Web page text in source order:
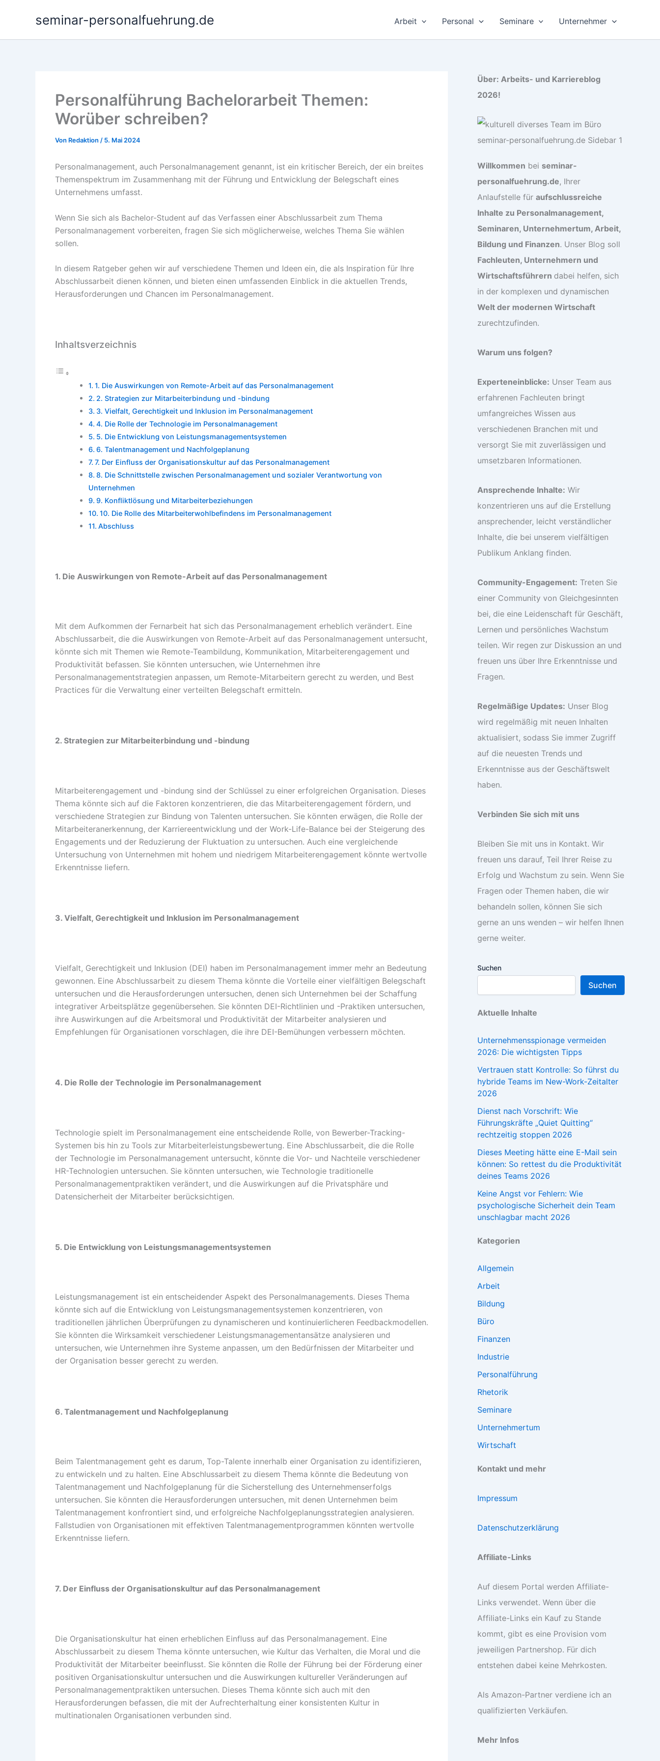
seminar-personalfuehrung.de Arbeit Personal Seminare Unternehmer
Personalführung Bachelorarbeit Themen:
Worüber schreiben?
Von Redaktion / 5. Mai 2024
Personalmanagement, auch Personalmanagement genannt, ist ein kritischer Bereich, der ein breites
Themenspektrum im Zusammenhang mit der Führung und Entwicklung der Belegschaft eines
Unternehmens umfasst.
Wenn Sie sich als Bachelor-Student auf das Verfassen einer Abschlussarbeit zum Thema
Personalmanagement vorbereiten, fragen Sie sich möglicherweise, welches Thema Sie wählen
sollen.
In diesem Ratgeber gehen wir auf verschiedene Themen und Ideen ein, die als Inspiration für Ihre
Abschlussarbeit dienen können, und bieten einen umfassenden Einblick in die aktuellen Trends,
Herausforderungen und Chancen im Personalmanagement.
Inhaltsverzeichnis
1. Die Auswirkungen von Remote-Arbeit auf das Personalmanagement
2. Strategien zur Mitarbeiterbindung und -bindung
3. Vielfalt, Gerechtigkeit und Inklusion im Personalmanagement
4. Die Rolle der Technologie im Personalmanagement
5. Die Entwicklung von Leistungsmanagementsystemen
6. Talentmanagement und Nachfolgeplanung
7. Der Einfluss der Organisationskultur auf das Personalmanagement
8. Die Schnittstelle zwischen Personalmanagement und sozialer Verantwortung von
Unternehmen
9. Konfliktlösung und Mitarbeiterbeziehungen
10. Die Rolle des Mitarbeiterwohlbefindens im Personalmanagement
Abschluss
1. Die Auswirkungen von Remote-Arbeit auf das Personalmanagement
Mit dem Aufkommen der Fernarbeit hat sich das Personalmanagement erheblich verändert. Eine
Abschlussarbeit, die die Auswirkungen von Remote-Arbeit auf das Personalmanagement untersucht,
könnte sich mit Themen wie Remote-Teambildung, Kommunikation, Mitarbeiterengagement und
Produktivität befassen. Sie könnten untersuchen, wie Unternehmen ihre
Personalmanagementstrategien anpassen, um Remote-Mitarbeitern gerecht zu werden, und Best
Practices für die Verwaltung einer verteilten Belegschaft ermitteln.
2. Strategien zur Mitarbeiterbindung und -bindung
Mitarbeiterengagement und -bindung sind der Schlüssel zu einer erfolgreichen Organisation. Dieses
Thema könnte sich auf die Faktoren konzentrieren, die das Mitarbeiterengagement fördern, und
verschiedene Strategien zur Bindung von Talenten untersuchen. Sie könnten erwägen, die Rolle der
Mitarbeiteranerkennung, der Karriereentwicklung und der Work-Life-Balance bei der Steigerung des
Engagements und der Reduzierung der Fluktuation zu untersuchen. Auch eine vergleichende
Untersuchung von Unternehmen mit hohem und niedrigem Mitarbeiterengagement könnte wertvolle
Erkenntnisse liefern.
3. Vielfalt, Gerechtigkeit und Inklusion im Personalmanagement
Vielfalt, Gerechtigkeit und Inklusion (DEI) haben im Personalmanagement immer mehr an Bedeutung
gewonnen. Eine Abschlussarbeit zu diesem Thema könnte die Vorteile einer vielfältigen Belegschaft
untersuchen und die Herausforderungen untersuchen, denen sich Unternehmen bei der Schaffung
integrativer Arbeitsplätze gegenübersehen. Sie könnten DEI-Richtlinien und -Praktiken untersuchen,
ihre Auswirkungen auf die Arbeitsmoral und Produktivität der Mitarbeiter analysieren und
Empfehlungen für Organisationen vorschlagen, die ihre DEI-Bemühungen verbessern möchten.
4. Die Rolle der Technologie im Personalmanagement
Technologie spielt im Personalmanagement eine entscheidende Rolle, von Bewerber-Tracking-
Systemen bis hin zu Tools zur Mitarbeiterleistungsbewertung. Eine Abschlussarbeit, die die Rolle
der Technologie im Personalmanagement untersucht, könnte die Vor- und Nachteile verschiedener
HR-Technologien untersuchen. Sie könnten untersuchen, wie Technologie traditionelle
Personalmanagementpraktiken verändert, und die Auswirkungen auf die Privatsphäre und
Datensicherheit der Mitarbeiter berücksichtigen.
5. Die Entwicklung von Leistungsmanagementsystemen
Leistungsmanagement ist ein entscheidender Aspekt des Personalmanagements. Dieses Thema
könnte sich auf die Entwicklung von Leistungsmanagementsystemen konzentrieren, von
traditionellen jährlichen Überprüfungen zu dynamischeren und kontinuierlicheren Feedbackmodellen.
Sie könnten die Wirksamkeit verschiedener Leistungsmanagementansätze analysieren und
untersuchen, wie Unternehmen ihre Systeme anpassen, um den Bedürfnissen der Mitarbeiter und
der Organisation besser gerecht zu werden.
6. Talentmanagement und Nachfolgeplanung
Beim Talentmanagement geht es darum, Top-Talente innerhalb einer Organisation zu identifizieren,
zu entwickeln und zu halten. Eine Abschlussarbeit zu diesem Thema könnte die Bedeutung von
Talentmanagement und Nachfolgeplanung für die Sicherstellung des Unternehmenserfolgs
untersuchen. Sie könnten die Herausforderungen untersuchen, mit denen Unternehmen beim
Talentmanagement konfrontiert sind, und erfolgreiche Nachfolgeplanungsstrategien analysieren.
Fallstudien von Organisationen mit effektiven Talentmanagementprogrammen könnten wertvolle
Erkenntnisse liefern.
7. Der Einfluss der Organisationskultur auf das Personalmanagement
Die Organisationskultur hat einen erheblichen Einfluss auf das Personalmanagement. Eine
Abschlussarbeit zu diesem Thema könnte untersuchen, wie Kultur das Verhalten, die Moral und die
Produktivität der Mitarbeiter beeinflusst. Sie könnten die Rolle der Führung bei der Förderung einer
positiven Organisationskultur untersuchen und die Auswirkungen kultureller Veränderungen auf
Personalmanagementpraktiken untersuchen. Dieses Thema könnte sich auch mit den
Herausforderungen befassen, die mit der Aufrechterhaltung einer konsistenten Kultur in
multinationalen Organisationen verbunden sind.
Über: Arbeits- und Karriereblog
2026!
Willkommen bei seminar-
personalfuehrung.de, Ihrer
Anlaufstelle für aufschlussreiche
Inhalte zu Personalmanagement,
Seminaren, Unternehmertum, Arbeit,
Bildung und Finanzen. Unser Blog soll
Fachleuten, Unternehmern und
Wirtschaftsführern dabei helfen, sich
in der komplexen und dynamischen
Welt der modernen Wirtschaft
zurechtzufinden.
Warum uns folgen?
Experteneinblicke: Unser Team aus
erfahrenen Fachleuten bringt
umfangreiches Wissen aus
verschiedenen Branchen mit und
versorgt Sie mit zuverlässigen und
umsetzbaren Informationen.
Ansprechende Inhalte: Wir
konzentrieren uns auf die Erstellung
ansprechender, leicht verständlicher
Inhalte, die bei unserem vielfältigen
Publikum Anklang finden.
Community-Engagement: Treten Sie
einer Community von Gleichgesinnten
bei, die eine Leidenschaft für Geschäft,
Lernen und persönliches Wachstum
teilen. Wir regen zur Diskussion an und
freuen uns über Ihre Erkenntnisse und
Fragen.
Regelmäßige Updates: Unser Blog
wird regelmäßig mit neuen Inhalten
aktualisiert, sodass Sie immer Zugriff
auf die neuesten Trends und
Erkenntnisse aus der Geschäftswelt
haben.
Verbinden Sie sich mit uns
Bleiben Sie mit uns in Kontakt. Wir
freuen uns darauf, Teil Ihrer Reise zu
Erfolg und Wachstum zu sein. Wenn Sie
Fragen oder Themen haben, die wir
behandeln sollen, können Sie sich
gerne an uns wenden – wir helfen Ihnen
gerne weiter.
Suchen
Suchen
Aktuelle Inhalte
Unternehmensspionage vermeiden
2026: Die wichtigsten Tipps
Vertrauen statt Kontrolle: So führst du
hybride Teams im New-Work-Zeitalter
2026
Dienst nach Vorschrift: Wie
Führungskräfte „Quiet Quitting“
rechtzeitig stoppen 2026
Dieses Meeting hätte eine E-Mail sein
können: So rettest du die Produktivität
deines Teams 2026
Keine Angst vor Fehlern: Wie
psychologische Sicherheit dein Team
unschlagbar macht 2026
Kategorien
Allgemein
Arbeit
Bildung
Büro
Finanzen
Industrie
Personalführung
Rhetorik
Seminare
Unternehmertum
Wirtschaft
Kontakt und mehr
Impressum
Datenschutzerklärung
Affiliate-Links
Auf diesem Portal werden Affiliate-
Links verwendet. Wenn über die
Affiliate-Links ein Kauf zu Stande
kommt, gibt es eine Provision vom
jeweiligen Partnershop. Für dich
entstehen dabei keine Mehrkosten.
Als Amazon-Partner verdiene ich an
qualifizierten Verkäufen.
Mehr Infos